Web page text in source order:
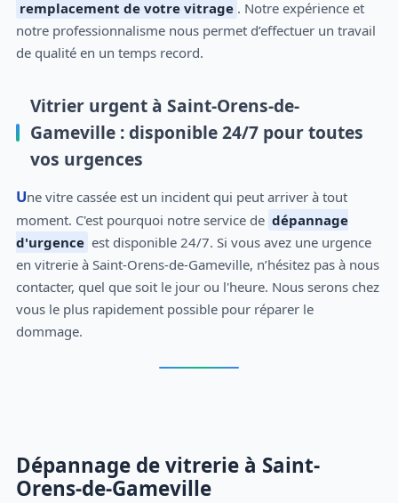
remplacement de votre vitrage . Notre expérience et
notre professionnalisme nous permet d’effectuer un travail
de qualité en un temps record.
Vitrier urgent à Saint-Orens-de-
Gameville : disponible 24/7 pour toutes
vos urgences
Une vitre cassée est un incident qui peut arriver à tout
moment. C'est pourquoi notre service de dépannage
d'urgence est disponible 24/7. Si vous avez une urgence
en vitrerie à Saint-Orens-de-Gameville, n’hésitez pas à nous
contacter, quel que soit le jour ou l'heure. Nous serons chez
vous le plus rapidement possible pour réparer le
dommage.
Dépannage de vitrerie à Saint-
Orens-de-Gameville